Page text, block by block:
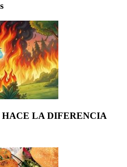
LA DIFERENCIA